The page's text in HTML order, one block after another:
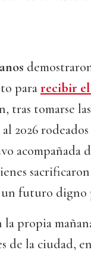
pararecibir
tras tomarse
2026
acompañada
futuro digno
propia
de la ciudad,